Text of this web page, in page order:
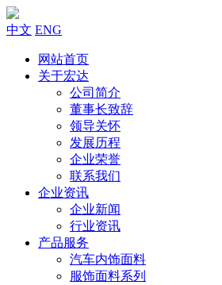
中文 ENG
网站首页
关于宏达
公司简介
董事长致辞
领导关怀
发展历程
企业荣誉
联系我们
企业资讯
企业新闻
行业资讯
产品服务
汽车内饰面料
服饰面料系列